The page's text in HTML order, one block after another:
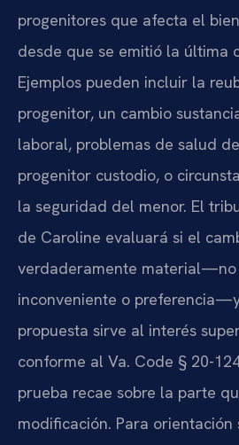
progenitores que afecta el
desde que se emitió la última
Ejemplos pueden incluir la
progenitor, un cambio
laboral, problemas de salud
progenitor custodio, o
la seguridad del menor. El
de Caroline evaluará si el
verdaderamente material—no
inconveniente o
propuesta sirve al interés
conforme al Va. Code § 20-
prueba recae sobre la parte
modificación. Para orientación